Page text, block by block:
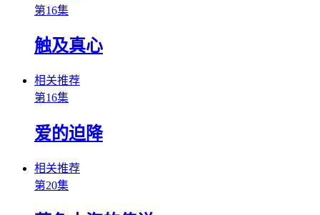
第16集
触及真心
相关推荐
第16集
爱的迫降
相关推荐
第20集